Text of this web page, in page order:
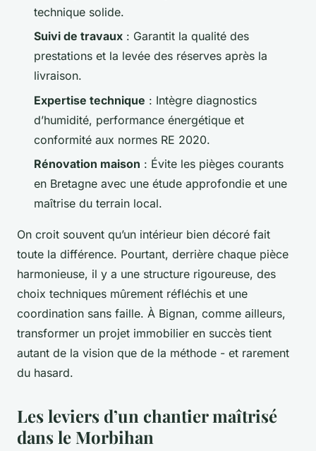
technique solide.
Suivi de travaux : Garantit la qualité des
prestations et la levée des réserves après la
livraison.
Expertise technique : Intègre diagnostics
d’humidité, performance énergétique et
conformité aux normes RE 2020.
Rénovation maison : Évite les pièges courants
en Bretagne avec une étude approfondie et une
maîtrise du terrain local.
On croit souvent qu’un intérieur bien décoré fait
toute la différence. Pourtant, derrière chaque pièce
harmonieuse, il y a une structure rigoureuse, des
choix techniques mûrement réfléchis et une
coordination sans faille. À Bignan, comme ailleurs,
transformer un projet immobilier en succès tient
autant de la vision que de la méthode - et rarement
du hasard.
Les leviers d’un chantier maîtrisé
dans le Morbihan